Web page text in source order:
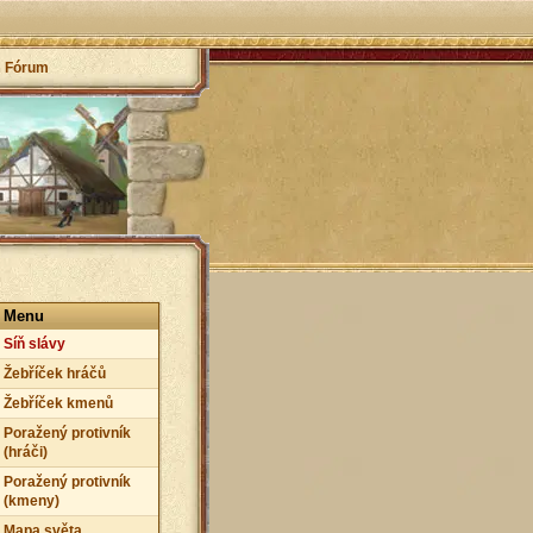
Fórum
Menu
Síň slávy
Žebříček hráčů
Žebříček kmenů
Poražený protivník
(hráči)
Poražený protivník
(kmeny)